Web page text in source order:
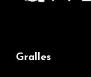
Gralles